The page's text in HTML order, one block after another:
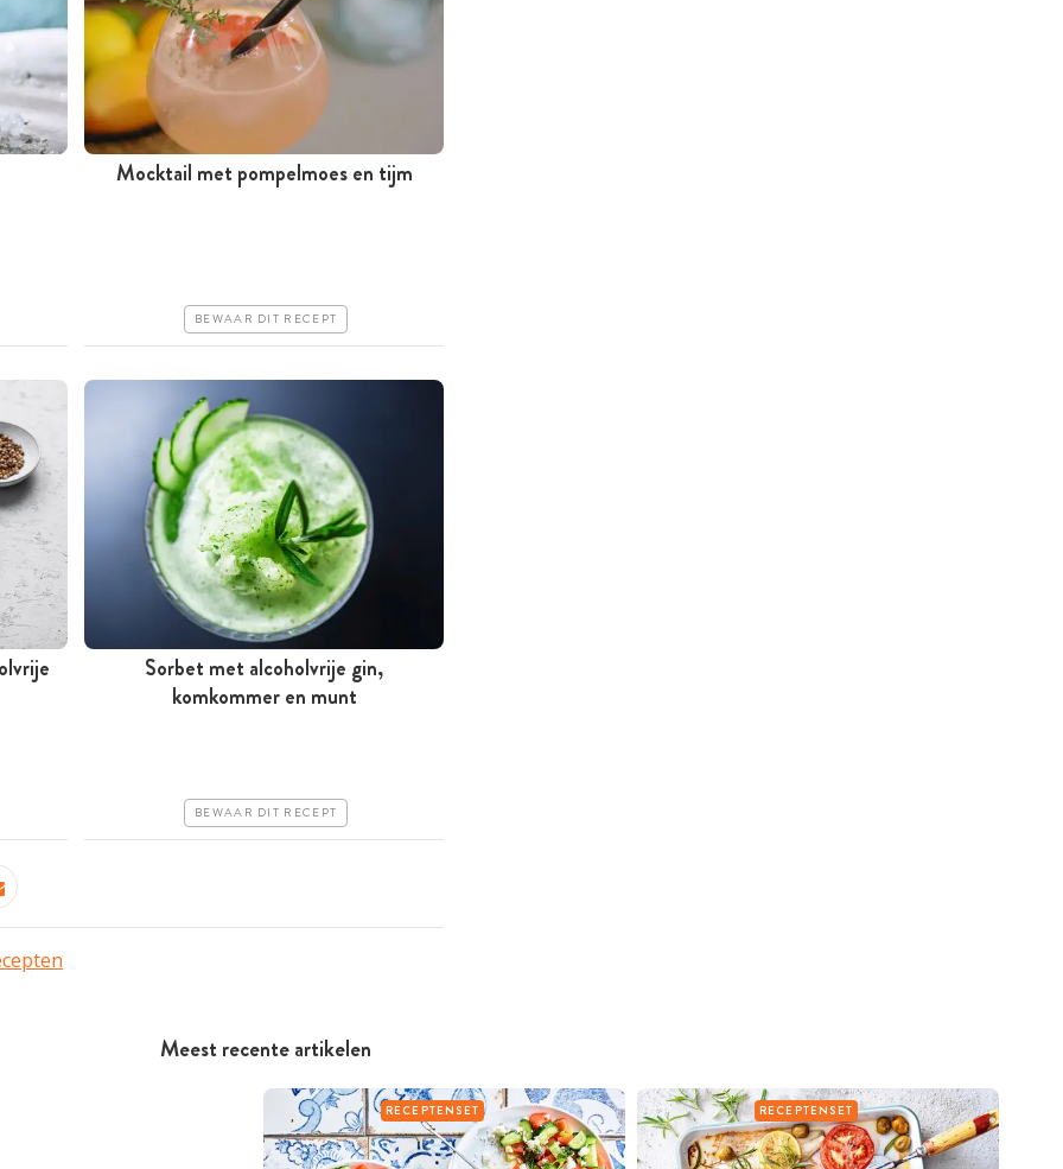
Meest recente artikelen
RECEPTENSET RECEPTENSET
Mocktail met pompelmoes en tijm
BEWAAR DIT RECEPT
Meer dan 1 uur
Sorbet met alcoholvrije gin,
komkommer en munt
BEWAAR DIT RECEPT